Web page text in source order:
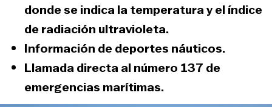
donde se indica la temperatura y el índice
de radiación ultravioleta.
Información de deportes náuticos.
Llamada directa al número 137 de
emergencias marítimas.